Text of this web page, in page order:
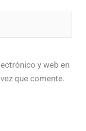
y web en
que comente.